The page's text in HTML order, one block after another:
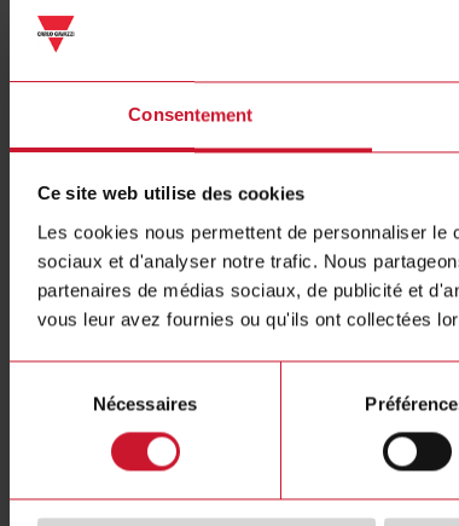
Consentement
Ce site web utilise des cookies
Les cookies nous permettent de personnaliser
sociaux et d'analyser notre trafic. Nous
partenaires de médias sociaux, de publicité et
vous leur avez fournies ou qu'ils ont collectées
consentement
Nécessaires